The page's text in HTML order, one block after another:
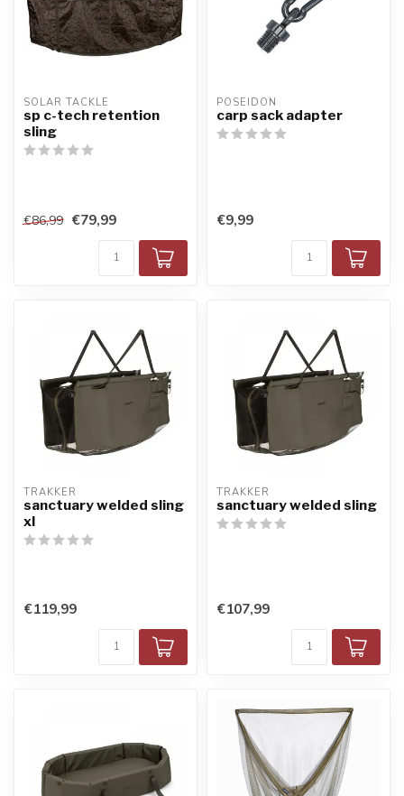
SOLAR TACKLE
sp c-tech retention
sling
€86,99 €79,99
POSEIDON
carp sack adapter
€9,99
TRAKKER
sanctuary welded sling
xl
€119,99
TRAKKER
sanctuary welded sling
€107,99